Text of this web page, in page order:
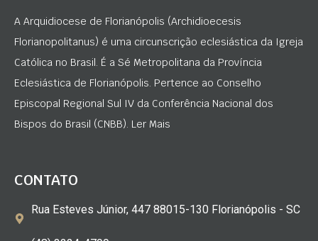
A Arquidiocese de Florianópolis (Archidioecesis
Florianopolitanus) é uma circunscrição eclesiástica da Igreja
Católica no Brasil. É a Sé Metropolitana da Província
Eclesiástica de Florianópolis. Pertence ao Conselho
Episcopal Regional Sul IV da Conferência Nacional dos
Bispos do Brasil (CNBB). Ler Mais
CONTATO
Rua Esteves Júnior, 447 88015-130 Florianópolis - SC